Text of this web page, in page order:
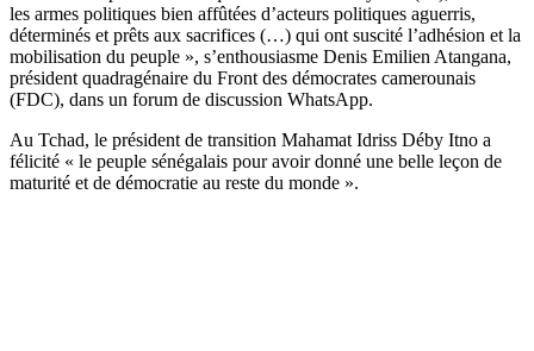
les armes politiques bien affûtées d’acteurs politiques aguerris,
déterminés et prêts aux sacrifices (…) qui ont suscité l’adhésion et la
mobilisation du peuple », s’enthousiasme Denis Emilien Atangana,
président quadragénaire du Front des démocrates camerounais
(FDC), dans un forum de discussion WhatsApp.
Au Tchad, le président de transition Mahamat Idriss Déby Itno a
félicité « le peuple sénégalais pour avoir donné une belle leçon de
maturité et de démocratie au reste du monde ».